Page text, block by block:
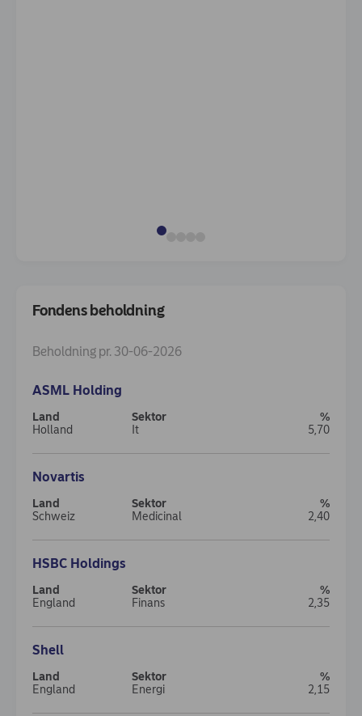
Fondens beholdning
Beholdning pr. 30-06-2026
ASML Holding
Holland It 5,70
Novartis
Schweiz Medicinal 2,40
HSBC Holdings
England Finans 2,35
Shell
England Energi 2,15